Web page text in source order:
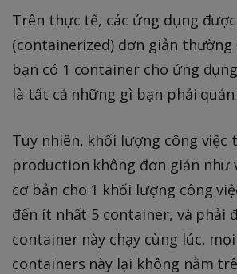
Trên thực tế, các ứng dụng
(containerized) đơn giản thường
bạn có 1 container cho ứng
là tất cả những gì bạn phải quản
Tuy nhiên, khối lượng công
production không đơn giản như
cơ bản cho 1 khối lượng công
đến ít nhất 5 container, và phải
container này chạy cùng lúc,
containers này lại không nằm